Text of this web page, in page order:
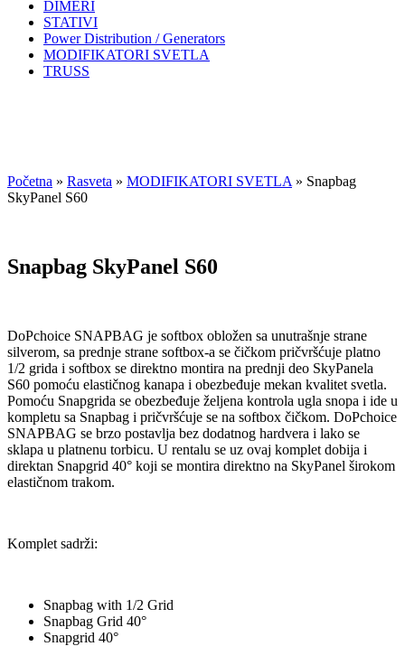
DIMERI
STATIVI
Power Distribution / Generators
MODIFIKATORI SVETLA
TRUSS
Početna » Rasveta » MODIFIKATORI SVETLA » Snapbag
SkyPanel S60
Snapbag SkyPanel S60
DoPchoice SNAPBAG je softbox obložen sa unutrašnje strane
silverom, sa prednje strane softbox-a se čičkom pričvršćuje platno
1/2 grida i softbox se direktno montira na prednji deo SkyPanela
S60 pomoću elastičnog kanapa i obezbeđuje mekan kvalitet svetla.
Pomoću Snapgrida se obezbeđuje željena kontrola ugla snopa i ide u
kompletu sa Snapbag i pričvršćuje se na softbox čičkom. DoPchoice
SNAPBAG se brzo postavlja bez dodatnog hardvera i lako se
sklapa u platnenu torbicu. U rentalu se uz ovaj komplet dobija i
direktan Snapgrid 40° koji se montira direktno na SkyPanel širokom
elastičnom trakom.
Komplet sadrži:
Snapbag with 1/2 Grid
Snapbag Grid 40°
Snapgrid 40°